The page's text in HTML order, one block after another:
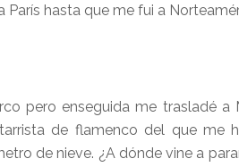
hasta que me fui a
pero enseguida me trasladé a
de flamenco del que me
de nieve. ¿A dónde vine a